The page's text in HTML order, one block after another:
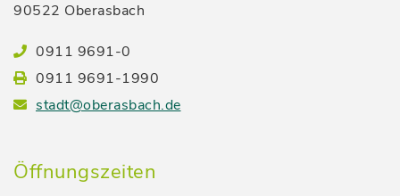
90522 Oberasbach
0911 9691-0
0911 9691-1990
stadt@oberasbach.de
Öffnungszeiten